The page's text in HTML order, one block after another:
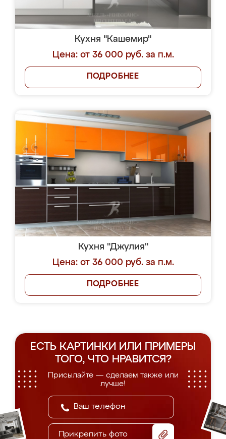
Кухня "Кашемир"
Цена: от 36 000 руб. за п.м.
ПОДРОБНЕЕ
Кухня "Джулия"
Цена: от 36 000 руб. за п.м.
ПОДРОБНЕЕ
ЕСТЬ КАРТИНКИ ИЛИ ПРИМЕРЫ
ТОГО, ЧТО НРАВИТСЯ?
Присылайте — сделаем также или
лучше!
Прикрепить фото